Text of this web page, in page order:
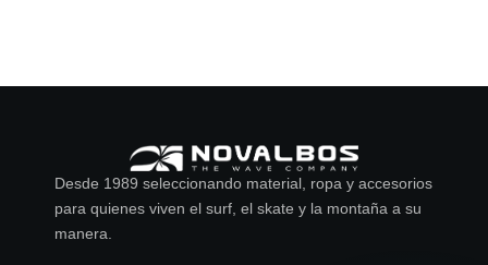
Desde 1989 seleccionando material, ropa y accesorios
para quienes viven el surf, el skate y la montaña a su
manera.